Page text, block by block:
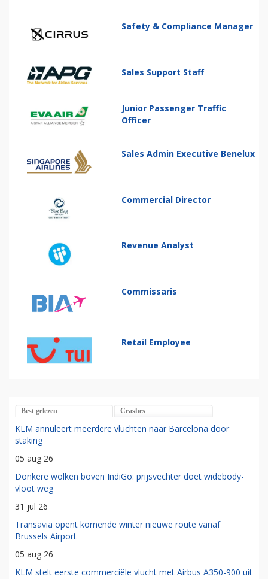
Safety & Compliance Manager
Sales Support Staff
Junior Passenger Traffic
Officer
Sales Admin Executive Benelux
Commercial Director
Revenue Analyst
Commissaris
Retail Employee
Best gelezen Crashes
KLM annuleert meerdere vluchten naar Barcelona door
staking
05 aug 26
Donkere wolken boven IndiGo: prijsvechter doet widebody-
vloot weg
31 jul 26
Transavia opent komende winter nieuwe route vanaf
Brussels Airport
05 aug 26
KLM stelt eerste commerciële vlucht met Airbus A350-900 uit